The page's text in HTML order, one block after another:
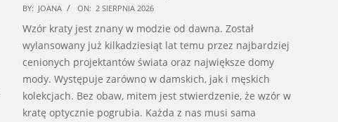
BY: JOANA ON: 2 SIERPNIA 2026
Wzór kraty jest znany w modzie od dawna. Został
wylansowany już kilkadziesiąt lat temu przez najbardziej
cenionych projektantów świata oraz największe domy
mody. Występuje zarówno w damskich, jak i męskich
kolekcjach. Bez obaw, mitem jest stwierdzenie, że wzór w
kratę optycznie pogrubia. Każda z nas musi sama